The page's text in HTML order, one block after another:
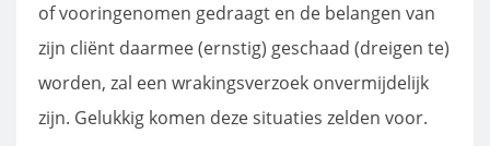
of vooringenomen gedraagt en de belangen van
zijn cliënt daarmee (ernstig) geschaad (dreigen te)
worden, zal een wrakingsverzoek onvermijdelijk
zijn. Gelukkig komen deze situaties zelden voor.